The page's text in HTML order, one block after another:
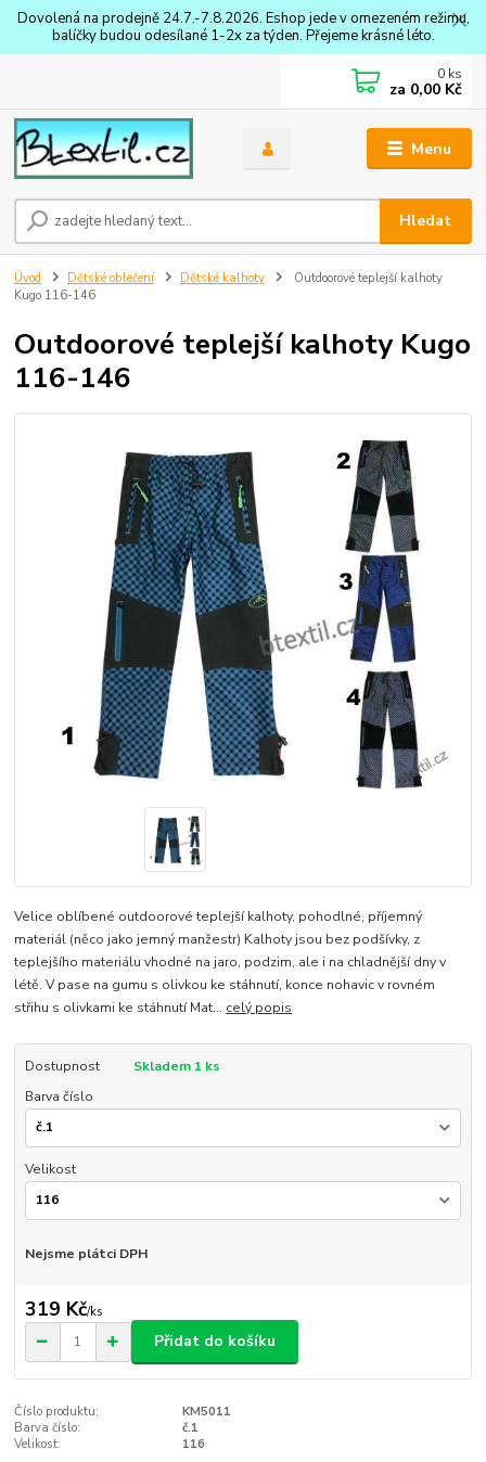
Dovolená na prodejně 24.7.-7.8.2026. Eshop jede v omezeném režimu,
balíčky budou odesílané 1-2x za týden. Přejeme krásné léto.
Menu
Hledat
0 ks
za 0,00 Kč
Úvod Dětské oblečení Dětské kalhoty
Outdoorové teplejší kalhoty
Kugo 116-146
Outdoorové teplejší kalhoty Kugo
116-146
Velice oblíbené outdoorové teplejší kalhoty, pohodlné, příjemný
materiál (něco jako jemný manžestr) Kalhoty jsou bez podšívky, z
teplejšího materiálu vhodné na jaro, podzim, ale i na chladnější dny v
létě. V pase na gumu s olivkou ke stáhnutí, konce nohavic v rovném
střihu s olivkami ke stáhnutí Mat... celý popis
Dostupnost
Skladem 1 ks
Barva číslo
Velikost
Nejsme plátci DPH
319 Kč/ks
Přidat do košíku
Číslo produktu:
KM5011
Barva číslo:
č.1
Velikost:
116